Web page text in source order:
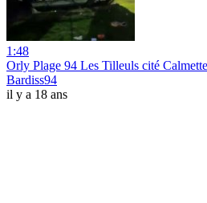
1:48
Orly Plage 94 Les Tilleuls cité Calmette
Bardiss94
il y a 18 ans